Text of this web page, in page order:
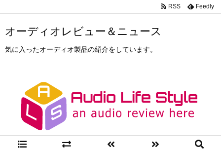
オーディオレビュー＆ニュース
気に入ったオーディオ製品の紹介をしています。
RSS Feedly